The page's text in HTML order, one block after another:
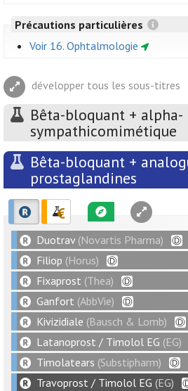
Précautions particulières
Voir 16. Ophtalmologie
développer tous les sous-titres
Bêta-bloquant + alpha-
sympathicomimétique
Bêta-bloquant +
prostaglandines
Duotrav(Novartis Pharma)
Filiop (Horus)
Fixaprost (Thea)
Ganfort (AbbVie)
Kivizidiale (Bausch & Lomb)
Latanoprost / Timolol EG (EG)
Timolatears (Substipharm)
Travoprost / Timolol EG (EG)